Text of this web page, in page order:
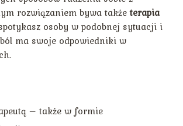
rozwiązaniem bywa takżeterapia
osoby w podobnej sytuacji i
ma swoje odpowiedniki w
– także w formie